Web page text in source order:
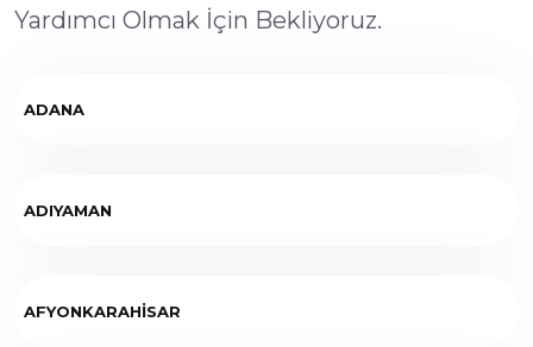
Yardımcı Olmak İçin Bekliyoruz.
ADANA
ADIYAMAN
AFYONKARAHİSAR